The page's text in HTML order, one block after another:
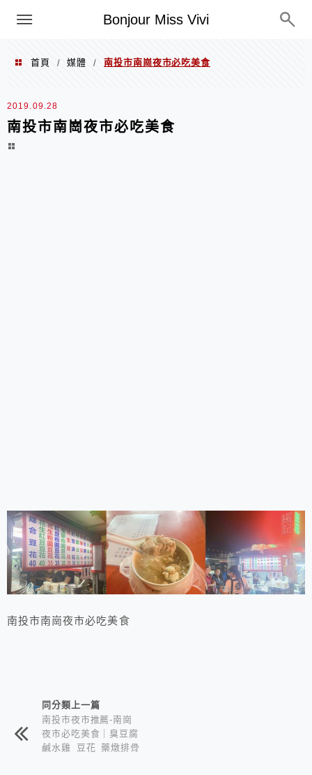
Bonjour Miss Vivi
選單
首頁 / 媒體 / 南投市南崗夜市必吃美食
2019.09.28
南投市南崗夜市必吃美食
南投市南崗夜市必吃美食
相連文章同分類上一篇
南投市夜市推薦-南崗
夜市必吃美食｜臭豆腐
鹹水雞 豆花 藥燉排骨